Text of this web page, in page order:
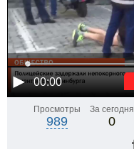
00:00
Просмотры
989
За сегодня
0